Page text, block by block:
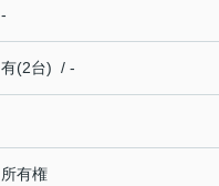
-
有(2台) / -
所有権